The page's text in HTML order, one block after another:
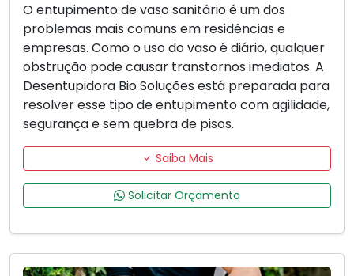
O entupimento de vaso sanitário é um dos
problemas mais comuns em residências e
empresas. Como o uso do vaso é diário, qualquer
obstrução pode causar transtornos imediatos. A
Desentupidora Bio Soluções está preparada para
resolver esse tipo de entupimento com agilidade,
segurança e sem quebra de pisos.
Saiba Mais
Solicitar Orçamento